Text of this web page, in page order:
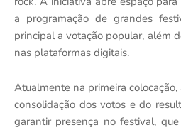
a programação de grandes
principal a votação popular, além
nas plataformas digitais.
Atualmente na primeira
consolidação dos votos e do
garantir presença no festival,